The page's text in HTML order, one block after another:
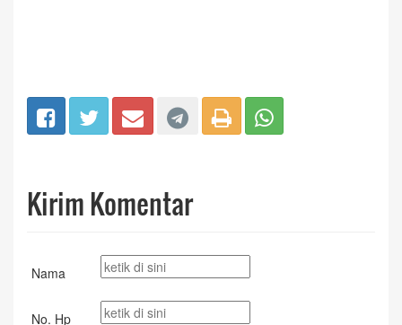
Kirim Komentar
Nama
No. Hp